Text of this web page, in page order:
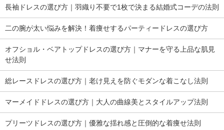
長袖ドレスの選び方｜羽織り不要で1枚で決まる結婚式コーデの法則
二の腕が太い悩みを解決！着痩せするパーティードレスの選び方
オフショル・ベアトップドレスの選び方｜マナーを守る上品な肌見
せ法則
総レースドレスの選び方｜老け見えを防ぐモダンな着こなし法則
マーメイドドレスの選び方｜大人の曲線美とスタイルアップ法則
プリーツドレスの選び方｜優雅な揺れ感と圧倒的な着痩せ法則